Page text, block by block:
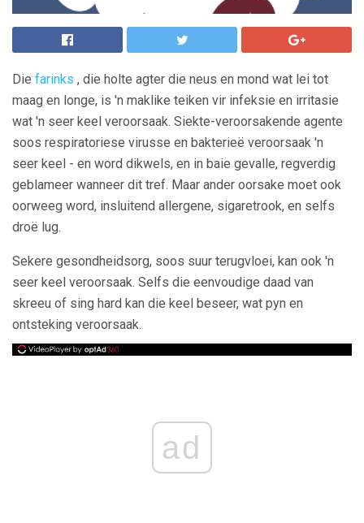
Die farinks , die holte agter die neus en mond wat lei tot
maag en longe, is 'n maklike teiken vir infeksie en irritasie
wat 'n seer keel veroorsaak. Siekte-veroorsakende agente
soos respiratoriese virusse en bakterieë veroorsaak 'n
seer keel - en word dikwels, en in baie gevalle, regverdig
geblameer wanneer dit tref. Maar ander oorsake moet ook
oorweeg word, insluitend allergene, sigaretrook, en selfs
droë lug.
Sekere gesondheidsorg, soos suur terugvloei, kan ook 'n
seer keel veroorsaak. Selfs die eenvoudige daad van
skreeu of sing hard kan die keel beseer, wat pyn en
ontsteking veroorsaak.
ad